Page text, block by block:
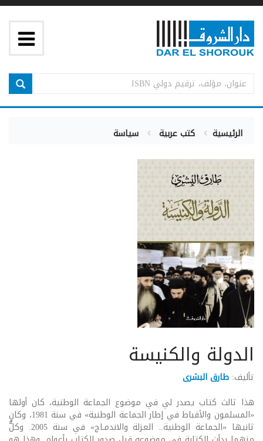
الرئيسية كتب عربية سياسة
الدولة والكنيسة
تأليف: طارق البشرى
هذا ثالث كتاب يصدر لي في موضوع الجماعة الوطنية، كان أولها
«المسلمون والأقباط في إطار الجماعة الوطنية» في سنة 1981، وكان
ثانيها «الجماعة الوطنية.. العـزلة والاندمـاج» في سنة 2005. وكلٌّ